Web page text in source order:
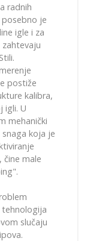
radnih
je
igle i za
postiže
kalibra,
igli. U
mehanički
koja je
čine male
slučaju